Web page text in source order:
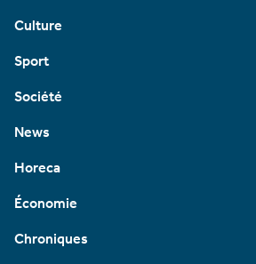
Culture
Sport
Société
News
Horeca
Économie
Chroniques